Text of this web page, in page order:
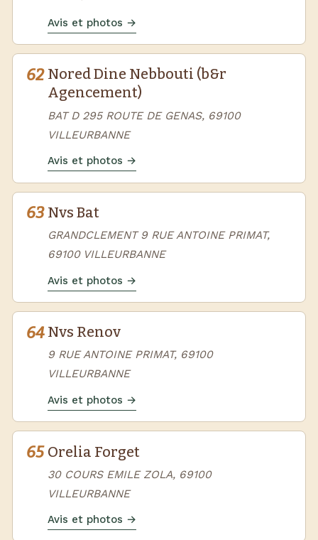
Avis et photos →
62 Nored Dine Nebbouti (b&r
Agencement)
BAT D 295 ROUTE DE GENAS, 69100
VILLEURBANNE
Avis et photos →
63 Nvs Bat
GRANDCLEMENT 9 RUE ANTOINE PRIMAT,
69100 VILLEURBANNE
Avis et photos →
64 Nvs Renov
9 RUE ANTOINE PRIMAT, 69100
VILLEURBANNE
Avis et photos →
65 Orelia Forget
30 COURS EMILE ZOLA, 69100
VILLEURBANNE
Avis et photos →